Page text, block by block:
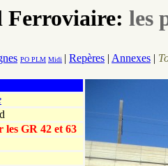
Ferroviaire: les
PO PLM Midi | Repères | Annexes |
les GR 42 et 63